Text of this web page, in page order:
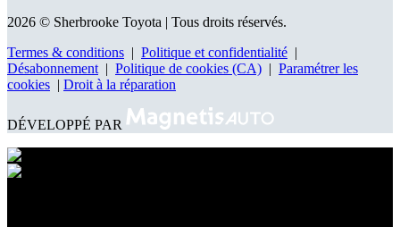
2026 © Sherbrooke Toyota | Tous droits réservés.
Termes & conditions | Politique et confidentialité |
Désabonnement | Politique de cookies (CA) | Paramétrer les
cookies | Droit à la réparation
DÉVELOPPÉ PAR